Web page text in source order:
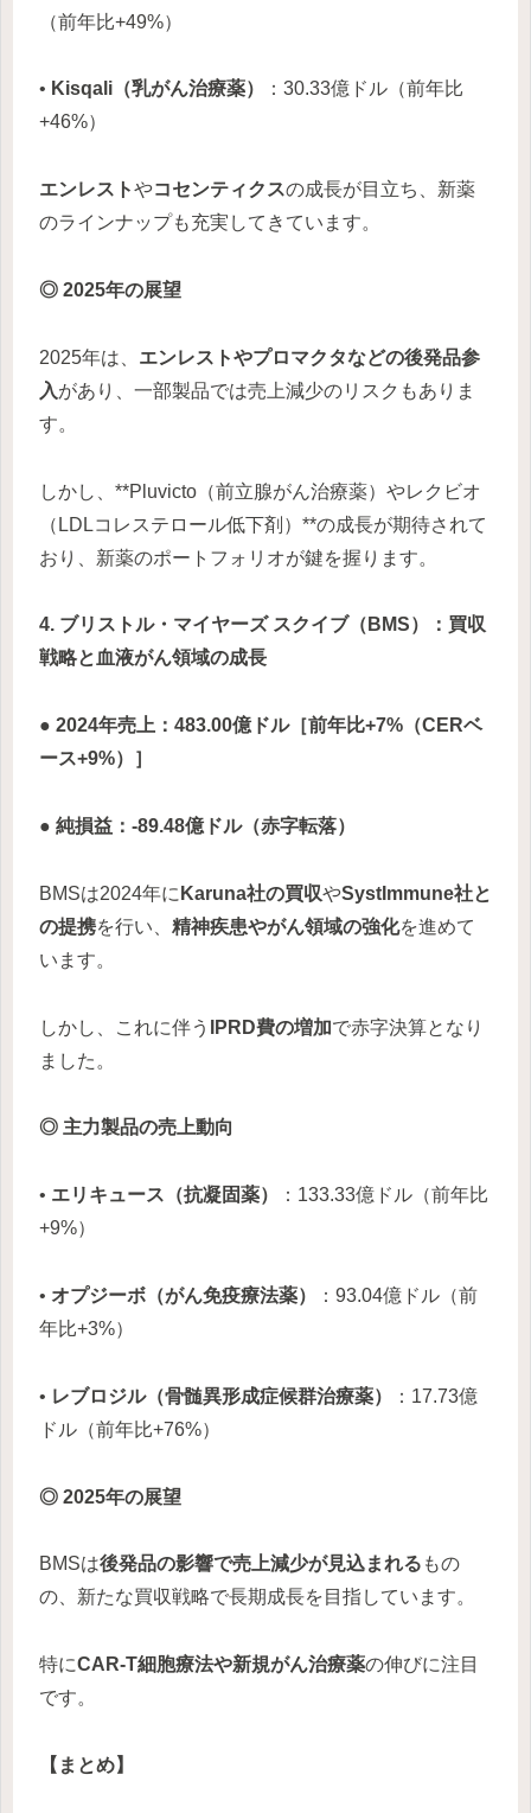
（前年比+49%）
• Kisqali（乳がん治療薬）
：30.33億ドル（前年比
+46%）
エンレストやコセンティクスの成長が目立ち、新薬
のラインナップも充実してきています。
◎ 2025年の展望
2025年は、 エンレストやプロマクタなどの後発品参
入があり、一部製品では売上減少のリスクもありま
す。
しかし、**Pluvicto（前立腺がん治療薬）やレクビオ
（LDLコレステロール低下剤）**の成長が期待されて
おり、新薬のポートフォリオが鍵を握ります。
4. ブリストル・マイヤーズ スクイブ（BMS）：買収
戦略と血液がん領域の成長
● 2024年売上：483.00億ドル［前年比+7%（CERベ
ース+9%）］
● 純損益：-89.48億ドル（赤字転落）
BMSは2024年に Karuna社の買収やSystImmune社と
の提携を行い、 精神疾患やがん領域の強化を進めて
います。
しかし、これに伴う IPRD費の増加で赤字決算となり
ました。
◎ 主力製品の売上動向
• エリキュース（抗凝固薬）
：133.33億ドル（前年比
+9%）
• オプジーボ（がん免疫療法薬）
：93.04億ドル（前
年比+3%）
• レブロジル（骨髄異形成症候群治療薬）
：17.73億
ドル（前年比+76%）
◎ 2025年の展望
BMSは後発品の影響で売上減少が見込まれる もの
の、新たな買収戦略で長期成長を目指しています。
特にCAR-T細胞療法や新規がん治療薬の伸びに注目
です。
【まとめ】